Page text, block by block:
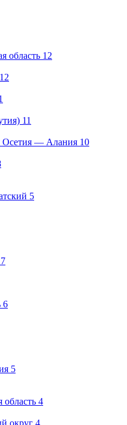
область 12
12
11
Осетия — Алания 10
5
7
6
5
область 4
округ 4